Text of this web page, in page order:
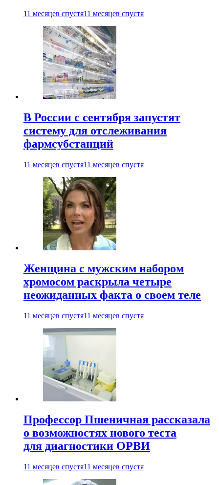
11 месяцев спустя11 месяцев спустя
В России с сентября запустят
систему для отслеживания
фармсубстанций
11 месяцев спустя11 месяцев спустя
Женщина с мужским набором
хромосом раскрыла четыре
неожиданных факта о своем теле
11 месяцев спустя11 месяцев спустя
Профессор Пшеничная рассказала
о возможностях нового теста
для диагностики ОРВИ
11 месяцев спустя11 месяцев спустя